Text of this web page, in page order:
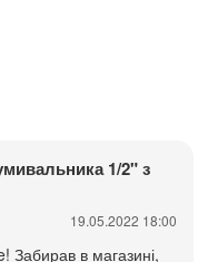
1/2" з
19.05.2022 18:00
Забирав в магазині,